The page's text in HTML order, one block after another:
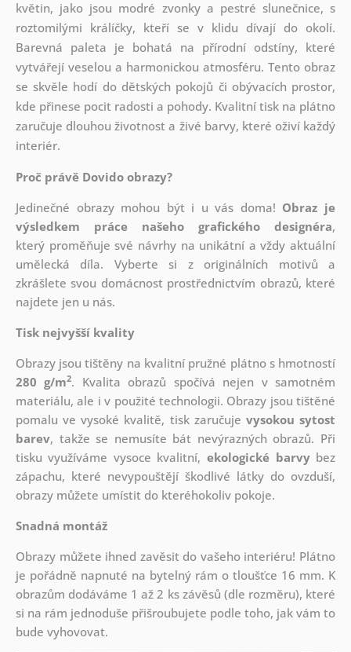
květin, jako jsou modré zvonky a pestré slunečnice, s
roztomilými králíčky, kteří se v klidu dívají do okolí.
Barevná paleta je bohatá na přírodní odstíny, které
vytvářejí veselou a harmonickou atmosféru. Tento obraz
se skvěle hodí do dětských pokojů či obývacích prostor,
kde přinese pocit radosti a pohody. Kvalitní tisk na plátno
zaručuje dlouhou životnost a živé barvy, které oživí každý
interiér.
Proč právě Dovido obrazy?
Jedinečné obrazy mohou být i u vás doma! Obraz je
výsledkem práce našeho grafického designéra,
který proměňuje své návrhy na unikátní a vždy aktuální
umělecká díla. Vyberte si z originálních motivů a
zkrášlete svou domácnost prostřednictvím obrazů, které
najdete jen u nás.
Tisk nejvyšší kvality
Obrazy jsou tištěny na kvalitní pružné plátno s hmotností
280 g/m2. Kvalita obrazů spočívá nejen v samotném
materiálu, ale i v použité technologii. Obrazy jsou tištěné
pomalu ve vysoké kvalitě, tisk zaručuje vysokou sytost
barev, takže se nemusíte bát nevýrazných obrazů. Při
tisku využíváme vysoce kvalitní,ekologické barvybez
zápachu, které nevypouštějí škodlivé látky do ovzduší,
obrazy můžete umístit do kteréhokoliv pokoje.
Snadná montáž
Obrazy můžete ihned zavěsit do vašeho interiéru! Plátno
je pořádně napnuté na bytelný rám o tloušťce 16 mm. K
obrazům dodáváme 1 až 2 ks závěsů (dle rozměru), které
si na rám jednoduše přišroubujete podle toho, jak vám to
bude vyhovovat.